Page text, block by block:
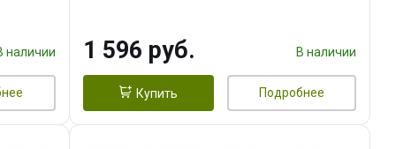
наличии 1 596 руб. В наличии
Купить Подробнее